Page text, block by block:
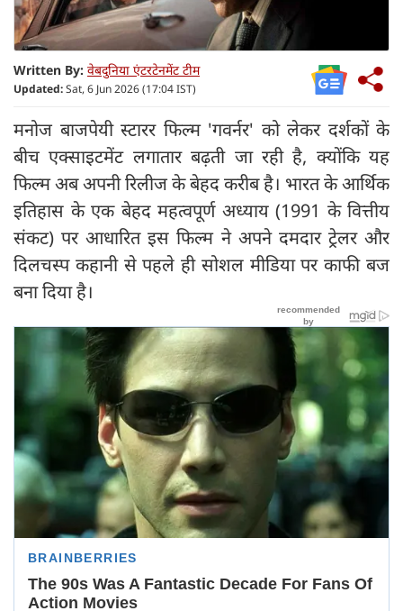
Written By: वेबदुनिया एंटरटेनमेंट टीम
Updated:Sat, 6 Jun 2026 (17:04 IST)
मनोज बाजपेयी स्टारर फिल्म 'गवर्नर' को लेकर दर्शकों के
बीच एक्साइटमेंट लगातार बढ़ती जा रही है, क्योंकि यह
फिल्म अब अपनी रिलीज के बेहद करीब है। भारत के आर्थिक
इतिहास के एक बेहद महत्वपूर्ण अध्याय (1991 के वित्तीय
संकट) पर आधारित इस फिल्म ने अपने दमदार ट्रेलर और
दिलचस्प कहानी से पहले ही सोशल मीडिया पर काफी बज
बना दिया है।